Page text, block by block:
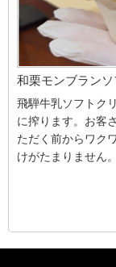
和栗モンブランソ
飛騨牛乳ソフトク
に搾ります。お客
ただく前からワク
けがたまりません